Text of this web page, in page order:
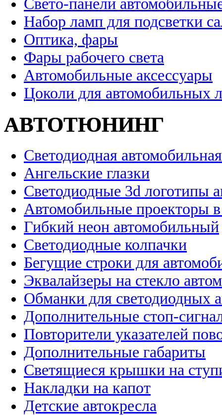
Свето-панели
Набор ламп для подсветки
Оптика, фары
Фары рабочего света
Автомобильные аксессуары
Цоколи для автомобильных
АВТОТЮНИНГ
Светодиодная
Ангельские глазки
Светодиодные 3d логотипы
Автомобильные проекторы
Гибкий неон автомобильный
Светодиодные колпачки
Бегущие строки для
Эквалайзеры на стекло
Обманки для светодиодных
Дополнительные стоп-
Повторители указателей
Дополнительные габариты
Светящиеся крышки на
Накладки на капот
Детские автокресла